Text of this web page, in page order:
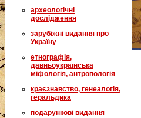
археологічні
дослідження
зарубіжні видання про
Україну
етнографія,
давньоукраїнська
міфологія, антропологія
краєзнавство, генеалогія,
геральдика
подарункові видання